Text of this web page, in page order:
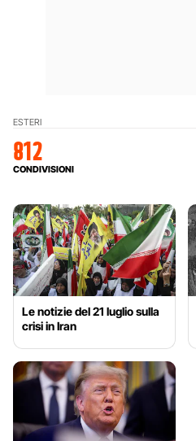
ESTERI
812
CONDIVISIONI
Le notizie del 21 luglio sulla
crisi in Iran